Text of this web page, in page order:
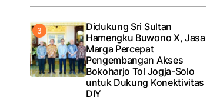
Didukung Sri Sultan
Hamengku Buwono X, Jasa
Marga Percepat
Pengembangan Akses
Bokoharjo Tol Jogja-Solo
untuk Dukung Konektivitas
DIY